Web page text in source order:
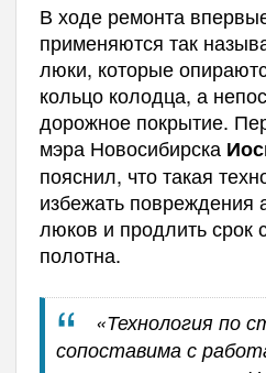
В ходе ремонта
применяются так
люки, которые
кольцо колодца, а
дорожное покрытие.
мэра Новосибирска
пояснил, что такая
избежать повреждения
люков и продлить срок
полотна.
«Технология по
сопоставима с